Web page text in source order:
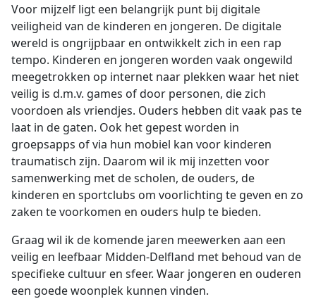
Voor mijzelf ligt een belangrijk punt bij digitale
veiligheid van de kinderen en jongeren. De digitale
wereld is ongrijpbaar en ontwikkelt zich in een rap
tempo. Kinderen en jongeren worden vaak ongewild
meegetrokken op internet naar plekken waar het niet
veilig is d.m.v. games of door personen, die zich
voordoen als vriendjes. Ouders hebben dit vaak pas te
laat in de gaten. Ook het gepest worden in
groepsapps of via hun mobiel kan voor kinderen
traumatisch zijn. Daarom wil ik mij inzetten voor
samenwerking met de scholen, de ouders, de
kinderen en sportclubs om voorlichting te geven en zo
zaken te voorkomen en ouders hulp te bieden.
Graag wil ik de komende jaren meewerken aan een
veilig en leefbaar Midden-Delfland met behoud van de
specifieke cultuur en sfeer. Waar jongeren en ouderen
een goede woonplek kunnen vinden.